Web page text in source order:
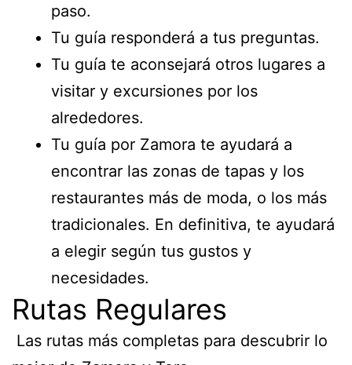
paso.
Tu guía responderá a tus preguntas.
Tu guía te aconsejará otros lugares a
visitar y excursiones por los
alrededores.
Tu guía por Zamora te ayudará a
encontrar las zonas de tapas y los
restaurantes más de moda, o los más
tradicionales. En definitiva, te ayudará
a elegir según tus gustos y
necesidades.
Rutas Regulares
Las rutas más completas para descubrir lo